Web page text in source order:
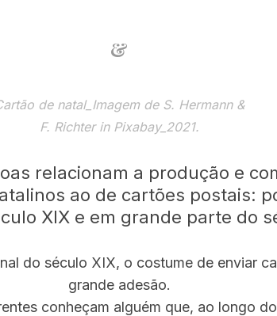
&
de natal_Imagem de S. Hermann &
F. Richter in Pixabay_2021.
relacionam a produção e
ao de cartões postais:
XIX e em grande parte do
do século XIX, o costume de enviar
grande adesão.
conheçam alguém que, ao longo